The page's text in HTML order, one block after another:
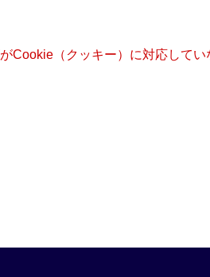
Cookie（クッキー）に対応して